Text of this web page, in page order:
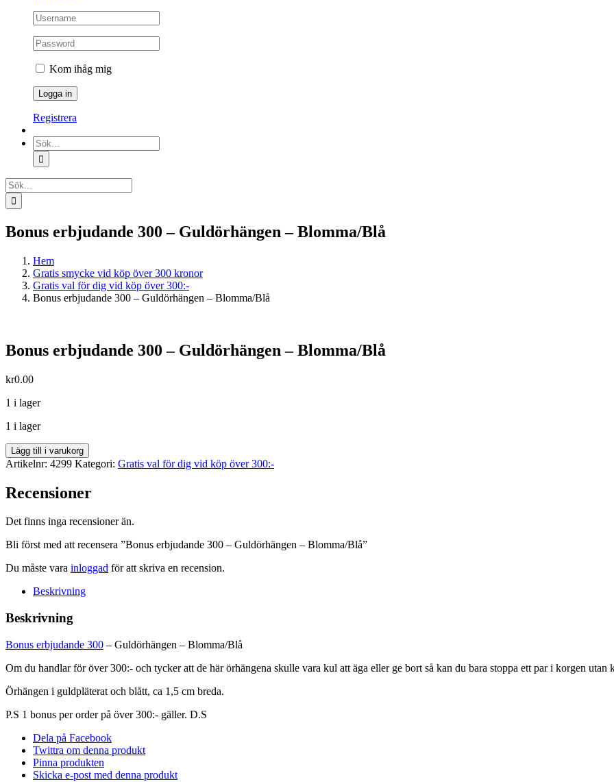
Kom ihåg mig
Registrera
Sök
efter:
Sök
efter:
Bonus erbjudande 300 – Guldörhängen – Blomma/Blå
Hem
Gratis smycke vid köp över 300 kronor
Gratis val för dig vid köp över 300:-
Bonus erbjudande 300 – Guldörhängen – Blomma/Blå
Bonus erbjudande 300 – Guldörhängen – Blomma/Blå
kr0.00
1 i lager
1 i lager
Bonus
erbjudande
-
Guldörhängen
Blomma/Blå
Lägg till i varukorg
Artikelnr: 4299 Kategori: Gratis val för dig vid köp över 300:-
Recensioner
Det finns inga recensioner än.
Bli först med att recensera ”Bonus erbjudande 300 – Guldörhängen – Blomma/Blå”
Du måste vara inloggad för att skriva en recension.
Beskrivning
Beskrivning
Bonus erbjudande 300 – Guldörhängen – Blomma/Blå
Om du handlar för över 300:- och tycker att de här örhängena skulle vara kul att äga eller ge bort så kan du bara stoppa ett par i korgen utan
Örhängen i guldpläterat och blått, ca 1,5 cm breda.
P.S 1 bonus per order på över 300:- gäller. D.S
Dela på Facebook
Twittra om denna produkt
Pinna produkten
Skicka e-post med denna produkt